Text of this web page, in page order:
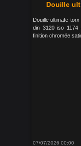
Douille
Douille ultimate
din 3120 iso 1174
finition chromée
07/07/2026 00:00